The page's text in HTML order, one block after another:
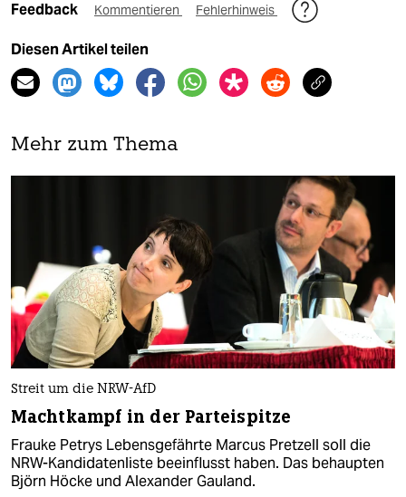
Feedback Kommentieren Fehlerhinweis
Diesen Artikel teilen
Mehr zum Thema
Streit um die NRW-AfD
Machtkampf in der Parteispitze
Frauke Petrys Lebensgefährte Marcus Pretzell soll die
NRW-Kandidatenliste beeinflusst haben. Das behaupten
Björn Höcke und Alexander Gauland.